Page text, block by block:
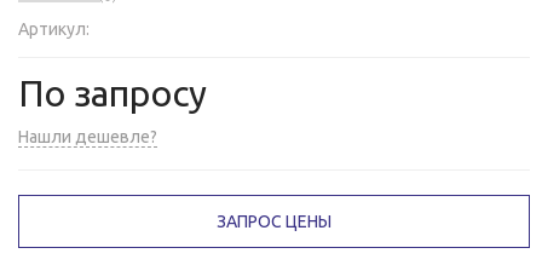
Артикул:
По запросу
Нашли дешевле?
ЗАПРОС ЦЕНЫ